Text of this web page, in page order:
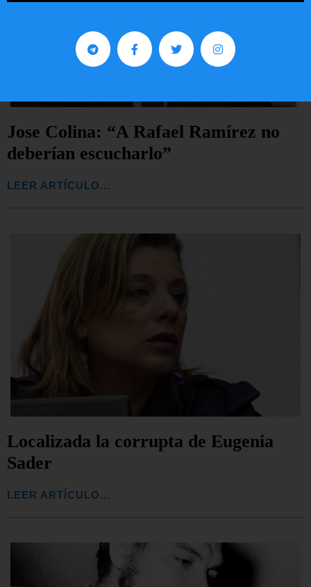
Jose Colina: “A Rafael Ramírez no
deberían escucharlo”
LEER ARTÍCULO...
Localizada la corrupta de Eugenia
Sader
LEER ARTÍCULO...